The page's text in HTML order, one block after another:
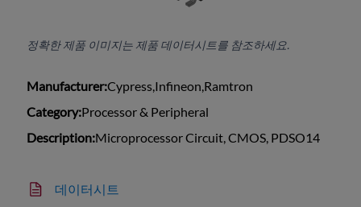
정확한 제품 이미지는 제품 데이터시트를 참조하세요.
Manufacturer:Cypress,Infineon,Ramtron
Category:Processor & Peripheral
Description:Microprocessor Circuit, CMOS, PDSO14
데이터시트